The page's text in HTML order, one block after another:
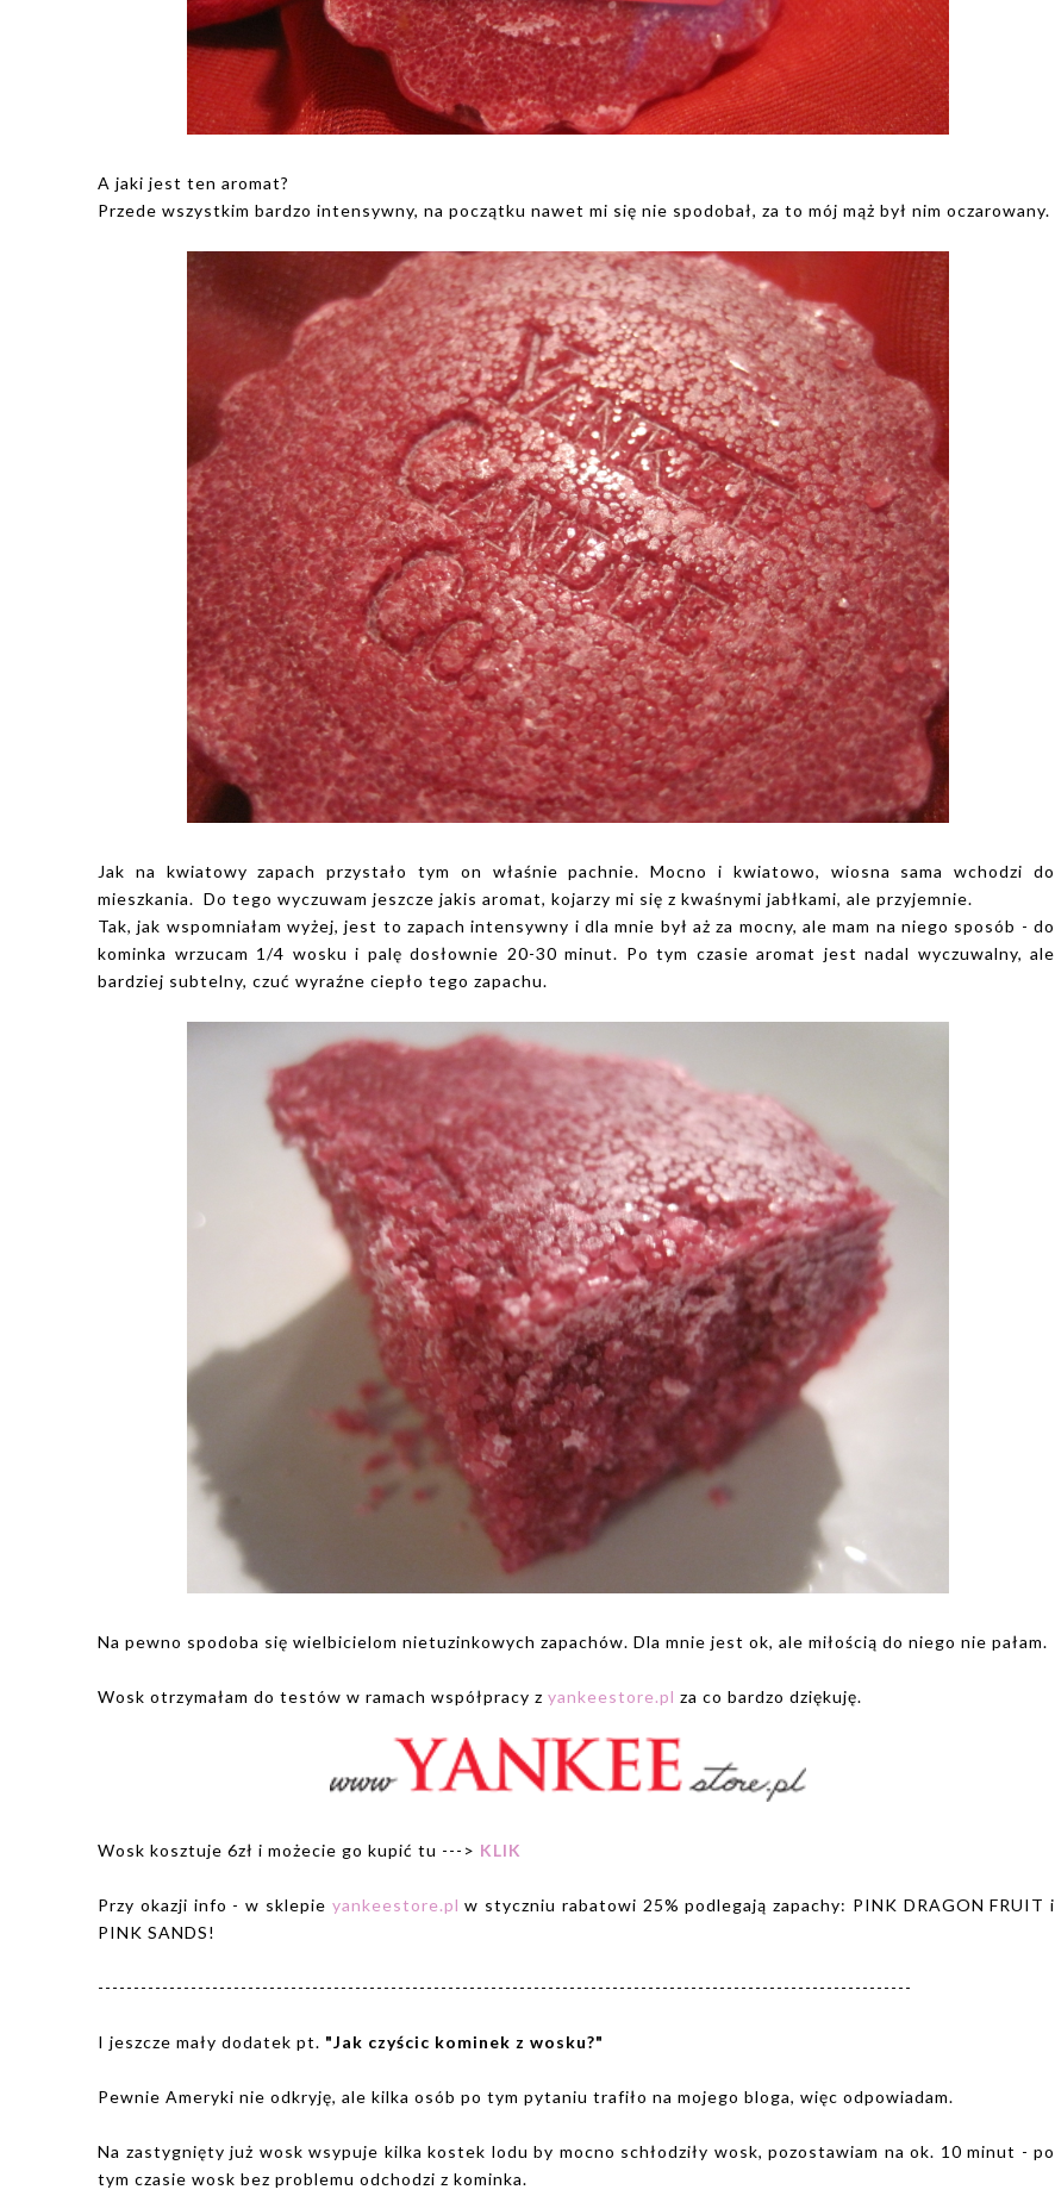
A jaki jest ten aromat?
Przede wszystkim bardzo intensywny, na początku nawet mi się nie spodobał, za to mój mąż był nim oczarowany.
Jak na kwiatowy zapach przystało tym on właśnie pachnie. Mocno i kwiatowo, wiosna sama wchodzi do
mieszkania. Do tego wyczuwam jeszcze jakis aromat, kojarzy mi się z kwaśnymi jabłkami, ale przyjemnie.
Tak, jak wspomniałam wyżej, jest to zapach intensywny i dla mnie był aż za mocny, ale mam na niego sposób - do
kominka wrzucam 1/4 wosku i palę dosłownie 20-30 minut. Po tym czasie aromat jest nadal wyczuwalny, ale
bardziej subtelny, czuć wyraźne ciepło tego zapachu.
Na pewno spodoba się wielbicielom nietuzinkowych zapachów. Dla mnie jest ok, ale miłością do niego nie pałam.
Wosk otrzymałam do testów w ramach współpracy z yankeestore.pl za co bardzo dziękuję.
Wosk kosztuje 6zł i możecie go kupić tu ---> KLIK
Przy okazji info - w sklepie yankeestore.pl w styczniu rabatowi 25% podlegają zapachy: PINK DRAGON FRUIT i
PINK SANDS!
------------------------------------------------------------------------------------------------------------------
I jeszcze mały dodatek pt. "Jak czyścic kominek z wosku?"
Pewnie Ameryki nie odkryję, ale kilka osób po tym pytaniu trafiło na mojego bloga, więc odpowiadam.
Na zastygnięty już wosk wsypuje kilka kostek lodu by mocno schłodziły wosk, pozostawiam na ok. 10 minut - po
tym czasie wosk bez problemu odchodzi z kominka.